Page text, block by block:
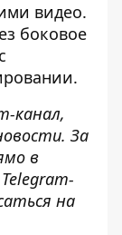
видео.
боковое
канал,
За
в
на